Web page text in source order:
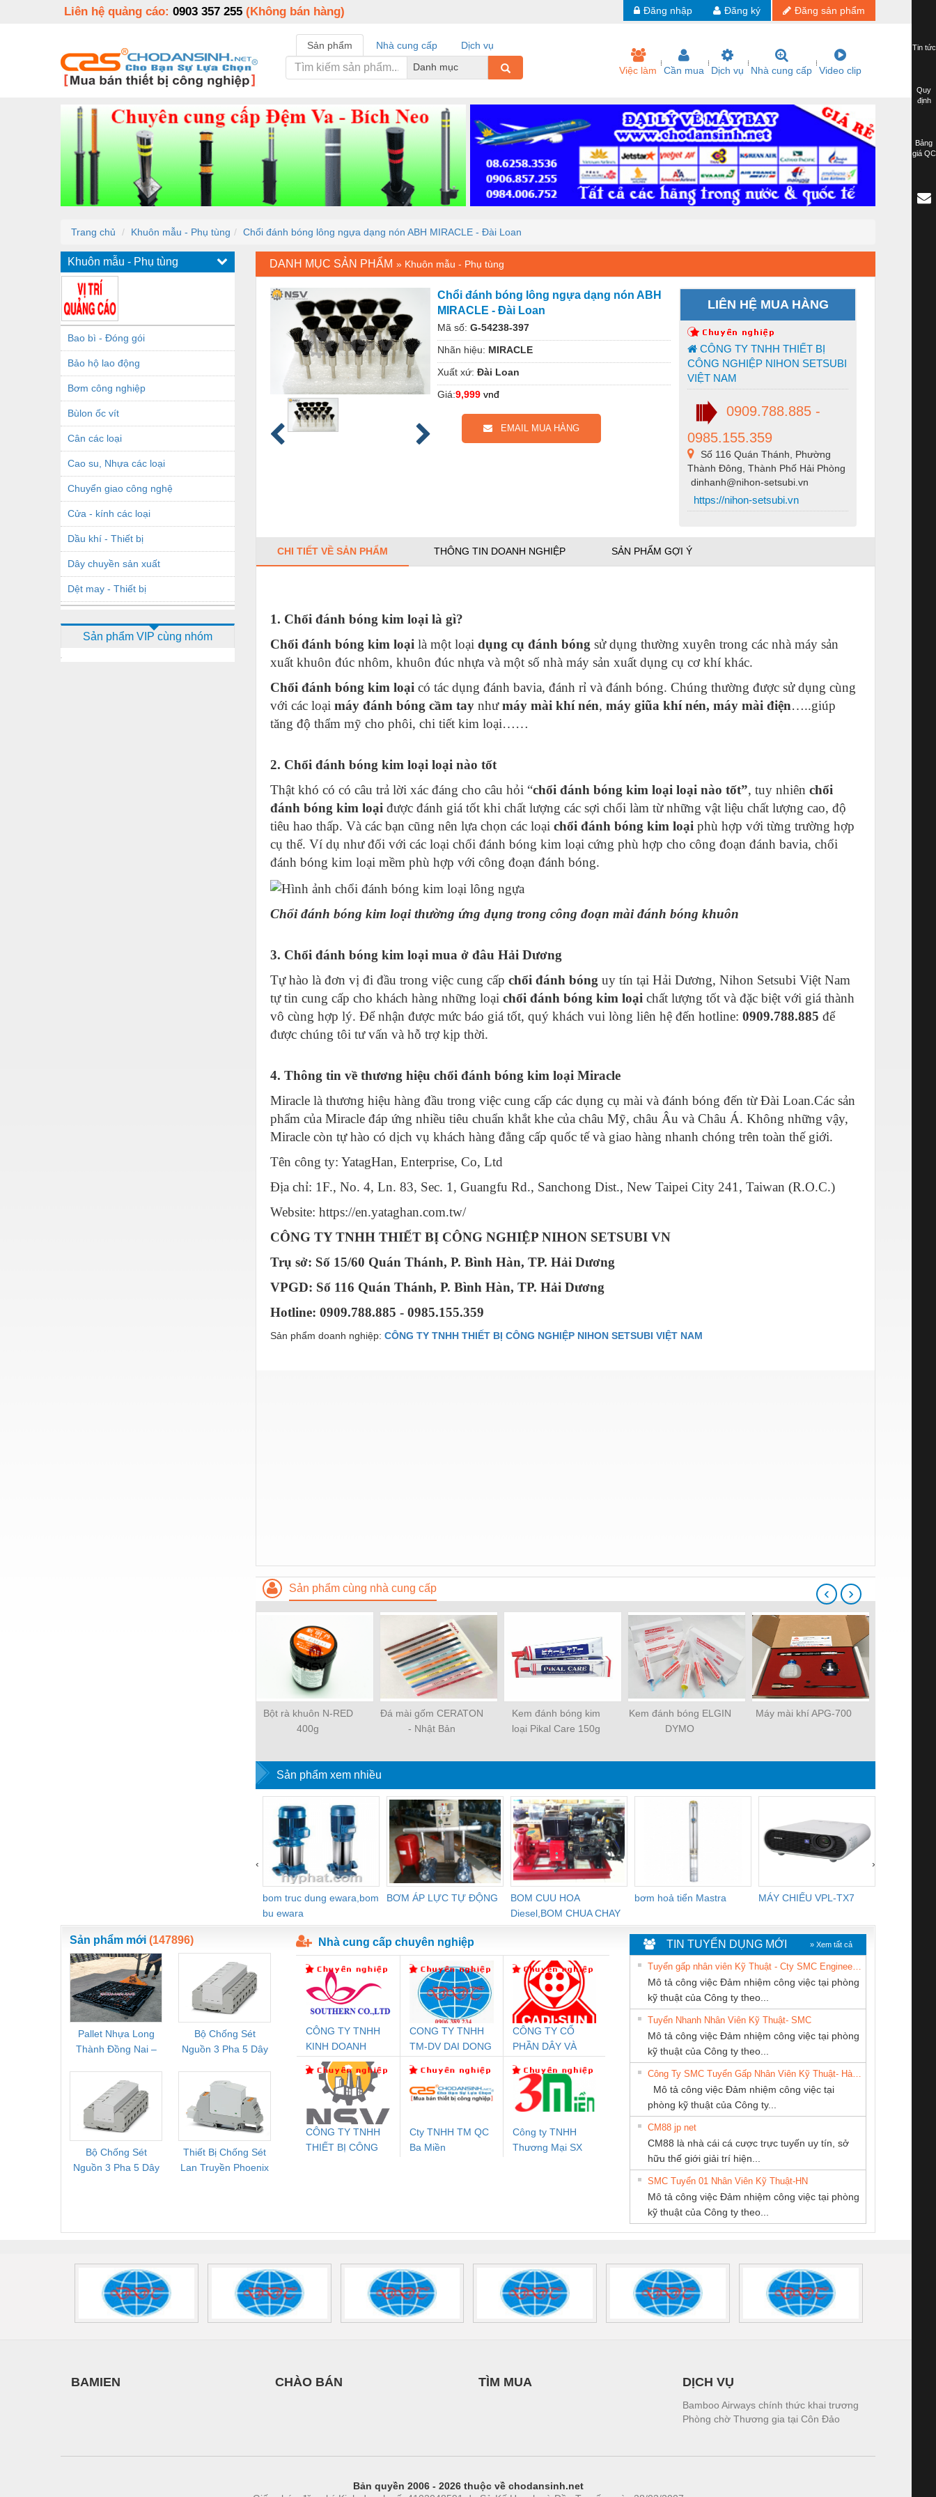
Liên hệ quảng cáo: 0903 357 255 (Không bán hàng) Đăng sản phẩm
Đăng ký
Đăng nhập
Sản phẩm Nhà cung cấp
Dịch vụ
Danh mục
Việc làm Cần mua Dịch vụ Nhà cung cấp Video clip
Trang chủ Khuôn mẫu - Phụ tùng Chổi đánh bóng lông ngựa dạng nón ABH MIRACLE - Đài Loan
Khuôn mẫu - Phụ tùng
Bao bì - Đóng gói
Bảo hộ lao động
Bơm công nghiệp
Bùlon ốc vít
Cân các loại
Cao su, Nhựa các loại
Chuyển giao công nghệ
Cửa - kính các loại
Dầu khí - Thiết bị
Dây chuyền sản xuất
Dệt may - Thiết bị
Dịch vụ - Thi công
Xe hơi - Phụ tùng
Xe máy - Phụ tùng
Xe tải - phụ tùng
Y khoa - Trang thiết bị
Sản phẩm VIP cùng nhóm
DANH MỤC SẢN PHẨM » Khuôn mẫu - Phụ tùng
Chổi đánh bóng lông ngựa dạng nón ABH
MIRACLE - Đài Loan
Mã số: G-54238-397
Nhãn hiệu: MIRACLE
Xuất xứ: Đài Loan
Giá:9,999 vnđ
EMAIL MUA HÀNG
LIÊN HỆ MUA HÀNG
CÔNG TY TNHH THIẾT BỊ
CÔNG NGHIỆP NIHON SETSUBI
VIỆT NAM
0909.788.885 -
0985.155.359
Số 116 Quán Thánh, Phường
Thành Đông, Thành Phố Hải Phòng
dinhanh@nihon-setsubi.vn
https://nihon-setsubi.vn
CHI TIẾT VỀ SẢN PHẨM THÔNG TIN DOANH NGHIỆP SẢN PHẨM GỢI Ý
1. Chổi đánh bóng kim loại là gì?
Chổi đánh bóng kim loại là một loại dụng cụ đánh bóng sử dụng thường xuyên trong các nhà máy sản
xuất khuôn đúc nhôm, khuôn đúc nhựa và một số nhà máy sản xuất dụng cụ cơ khí khác.
Chổi đánh bóng kim loại có tác dụng đánh bavia, đánh rỉ và đánh bóng. Chúng thường được sử dụng cùng
với các loại máy đánh bóng cầm tay nhưmáy mài khí nén, máy giũa khí nén, máy mài điện…..giúp
tăng độ thẩm mỹ cho phôi, chi tiết kim loại……
2. Chổi đánh bóng kim loại loại nào tốt
Thật khó có có câu trả lời xác đáng cho câu hỏi “chổi đánh bóng kim loại loại nào tốt”, tuy nhiên chổi
đánh bóng kim loại được đánh giá tốt khi chất lượng các sợi chổi làm từ những vật liệu chất lượng cao, độ
tiêu hao thấp. Và các bạn cũng nên lựa chọn các loại chổi đánh bóng kim loại phù hợp với từng trường hợp
cụ thể. Ví dụ như đối với các loại chổi đánh bóng kim loại cứng phù hợp cho công đoạn đánh bavia, chổi
đánh bóng kim loại mềm phù hợp với công đoạn đánh bóng.
Chổi đánh bóng kim loại thường ứng dụng trong công đoạn mài đánh bóng khuôn
3. Chổi đánh bóng kim loại mua ở đâu Hải Dương
Tự hào là đơn vị đi đầu trong việc cung cấp chổi đánh bóng uy tín tại Hải Dương, Nihon Setsubi Việt Nam
tự tin cung cấp cho khách hàng những loại chổi đánh bóng kim loại chất lượng tốt và đặc biệt với giá thành
vô cùng hợp lý. Để nhận được mức báo giá tốt, quý khách vui lòng liên hệ đến hotline: 0909.788.885 để
được chúng tôi tư vấn và hỗ trợ kịp thời.
4. Thông tin về thương hiệu chổi đánh bóng kim loại Miracle
Miracle là thương hiệu hàng đầu trong việc cung cấp các dụng cụ mài và đánh bóng đến từ Đài Loan.Các sản
phẩm của Miracle đáp ứng nhiều tiêu chuẩn khắt khe của châu Mỹ, châu Âu và Châu Á. Không những vậy,
Miracle còn tự hào có dịch vụ khách hàng đẳng cấp quốc tế và giao hàng nhanh chóng trên toàn thế giới.
Tên công ty: YatagHan, Enterprise, Co, Ltd
Địa chỉ: 1F., No. 4, Ln. 83, Sec. 1, Guangfu Rd., Sanchong Dist., New Taipei City 241, Taiwan (R.O.C.)
Website: https://en.yataghan.com.tw/
CÔNG TY TNHH THIẾT BỊ CÔNG NGHIỆP NIHON SETSUBI VN
Trụ sở: Số 15/60 Quán Thánh, P. Bình Hàn, TP. Hải Dương
VPGD: Số 116 Quán Thánh, P. Bình Hàn, TP. Hải Dương
Hotline: 0909.788.885 - 0985.155.359
Sản phẩm doanh nghiệp: CÔNG TY TNHH THIẾT BỊ CÔNG NGHIỆP NIHON SETSUBI VIỆT NAM
Sản phẩm cùng nhà cung cấp
Bột rà khuôn N-RED
400g
Đá mài gốm CERATON
- Nhật Bản
Kem đánh bóng kim
loại Pikal Care 150g
Kem đánh bóng ELGIN
DYMO
Máy mài khí APG-700
‹ ›
Sản phẩm xem nhiều
bom truc dung ewara,bom
bu ewara
BƠM ÁP LỰC TỰ ĐỘNG
BOM CUU HOA
Diesel,BOM CHUA CHAY
bơm hoả tiển Mastra MÁY CHIẾU VPL-TX7
‹ ›
Sản phẩm mới (147896)
Pallet Nhựa Long
Thành Đồng Nai –
Mới, Pallet Cũ Giá
Tốt
Bộ Chống Sét
Nguồn 3 Pha 5 Dây
FLT-SEC-P-T1-3S-
264/50-FM -
2909589
Bộ Chống Sét
Nguồn 3 Pha 5 Dây
Thiết Bị Chống Sét
Lan Truyền Phoenix
Rơ Le Đệm An Toàn
Phoenix Contact
PSR-PC20-1NO-
1NC-24DC-SP -
2700578
Rơ Le An Toàn
Phoenix Contact
PSR-SCP-
- 2981059
Bộ Lưu Điện AC
Mô-đun Ắc Quy UPS
Bộ Lặp Tín Hiệu
PROFIBUS Phoenix
Contact PSI-REP-
PROFIBUS/12MB -
2708863
Rơ Le An Toàn
Phoenix Contact
2986960 – PSR-
SCP-
24DC/FSP/2X1/1X2
Rơ Le An Toàn
Bộ giám sát chuỗi
tấm pin
TRANSCLINIC 16I+
1K5 H (2502520000)
Bộ giám sát chuỗi
tấm pin
TRANSCLINIC 16I+
1K5 L (2433950000)
Bộ giám sát dòng
TRANSCLINIC 16I+
(2008130000)
điện TRANSCLINIC
BKE 1K5.4
(7791400879)2. Giá
Nẹp nhôm chống
trơn Đà Nẵng
Nhà cung cấp chuyên nghiệp
CÔNG TY TNHH
KINH DOANH
DỊCH VỤ XNK
PHƯƠNG NAM
CONG TY TNHH
TM-DV DAI DONG
CÔNG TY CỔ
PHẦN DÂY VÀ
THƯỢNG ĐÌNH
CÔNG TY TNHH
THIẾT BỊ CÔNG
Cty TNHH TM QC
Ba Miền
Công ty TNHH
Thương Mại SX
CÔNG TY CỔ
PHẦN TỰ ĐỘNG
TIẾN HƯNG
CÔNG TY CP TỰ
ĐỘNG TIẾN
HƯNG
Tan Dong Cang
CÔNG TY TNHH
KỸ THUẬT KTECH
VIỆT NAM
Thiết Bị Điện Nam
Quốc Thịnh
MEKONG MARINE
TIN TUYỂN DỤNG MỚI » Xem tất cả
Mô tả công việc Đảm nhiệm công việc tại phòng
kỹ thuật của Công ty theo...
Tuyển Nhanh Nhân Viên Kỹ Thuật- SMC
Mô tả công việc Đảm nhiệm công việc tại phòng
kỹ thuật của Công ty theo...
Mô tả công việc Đảm nhiệm công việc tại
phòng kỹ thuật của Công ty...
CM88 jp net
CM88 là nhà cái cá cược trực tuyến uy tín, sở
hữu thế giới giải trí hiện...
SMC Tuyển 01 Nhân Viên Kỹ Thuật-HN
Mô tả công việc Đảm nhiệm công việc tại phòng
kỹ thuật của Công ty theo...
BAMIEN CHÀO BÁN TÌM MUA DỊCH VỤ
Bamboo Airways chính thức khai trương
Phòng chờ Thương gia tại Côn Đảo
Bản quyền 2006 - 2026 thuộc về chodansinh.net
Tin tức
Quy
định
Bảng
giá QC